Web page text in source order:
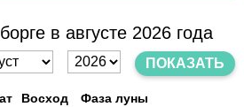
в августе 2026 года
ПОКАЗАТЬ
Восход Фаза луны